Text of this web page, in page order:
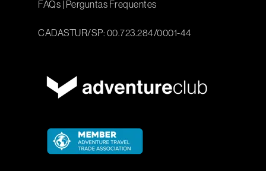
FAQs | Perguntas Frequentes
CADASTUR/SP: 00.723.284/0001-44